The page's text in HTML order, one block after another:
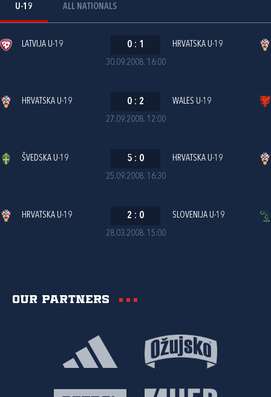
U-19 ALL NATIONALS
30.09.2008. 16:00
LATVIJA U-19 0 : 1 HRVATSKA U-19
27.09.2008. 12:00
HRVATSKA U-19 0 : 2 WALES U-19
25.09.2008. 16:30
ŠVEDSKA U-19 5 : 0 HRVATSKA U-19
28.03.2008. 15:00
HRVATSKA U-19 2 : 0 SLOVENIJA U-19
Our partners